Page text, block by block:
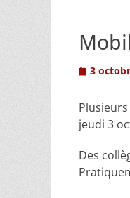
Posted
3
jeudi 3
Des